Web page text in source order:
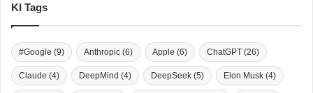
KI Tags
#Google (9) Anthropic (6) Apple (6) ChatGPT (26)
Claude (4) DeepMind (4) DeepSeek (5) Elon Musk (4)